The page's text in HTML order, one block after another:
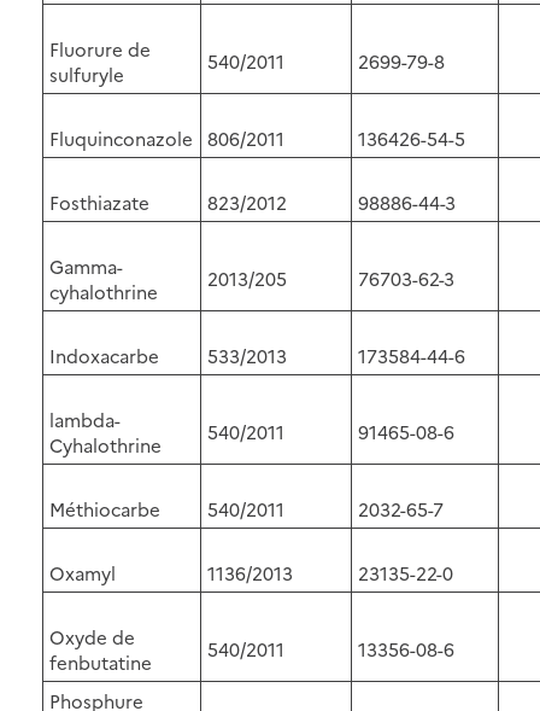
Fluorure de
sulfuryle
540/2011 2699-79-8
Fluquinconazole 806/2011 136426-54-5
Fosthiazate 823/2012 98886-44-3
Gamma-
cyhalothrine
2013/205 76703-62-3
Indoxacarbe 533/2013 173584-44-6
lambda-
Cyhalothrine
540/2011 91465-08-6
Méthiocarbe 540/2011 2032-65-7
Oxamyl 1136/2013 23135-22-0
Oxyde de
fenbutatine
540/2011 13356-08-6
Phosphure